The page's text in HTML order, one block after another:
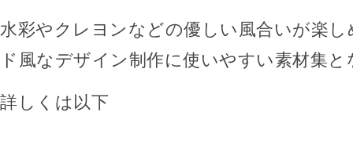
水彩やクレヨンなどの優しい風合いが楽
ド風なデザイン制作に使いやすい素材集
詳しくは以下